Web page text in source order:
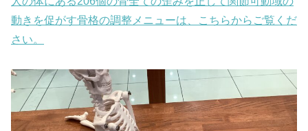
動きを促がす骨格の調整メニューは、こちらからご覧くだ
さい。